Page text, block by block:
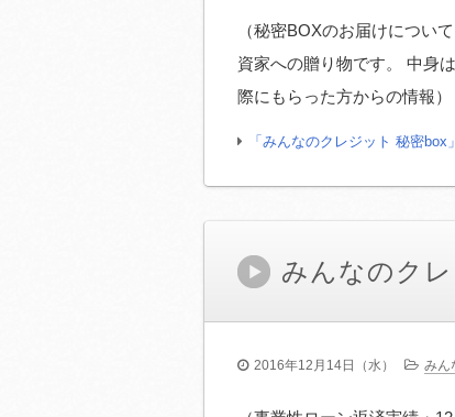
（秘密BOXのお届けについ
資家への贈り物です。 中身
際にもらった方からの情報
「みんなのクレジット 秘密box
みんなのク
2016年12月14日（水） みん